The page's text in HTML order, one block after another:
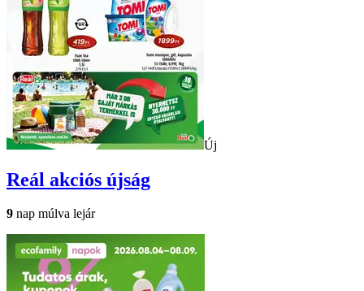
Új
Reál akciós újság
9 nap múlva lejár